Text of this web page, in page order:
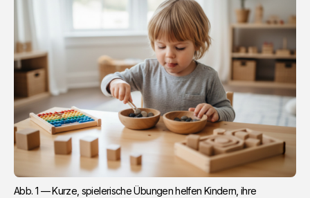
Abb. 1 — Kurze, spielerische Übungen helfen Kindern, ihre